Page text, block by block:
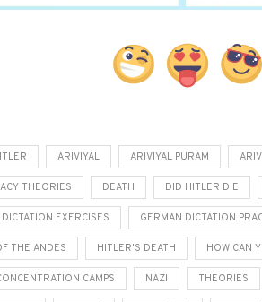
ARIVIYAL ARIVIYAL PURAM
THEORIES DEATH DID HITLER DIE
EXERCISES GERMAN DICTATION
THE ANDES HITLER'S DEATH HOW CAN
CAMPS NAZI THEORIES